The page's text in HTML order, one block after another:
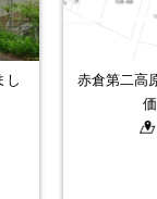
し
赤倉第二高